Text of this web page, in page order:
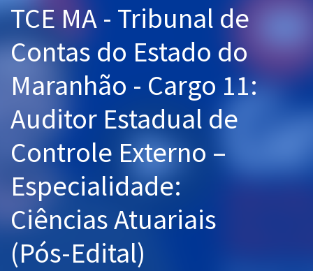
Cursos 20% OFF
Pós
Graduação
OAB
Questões grátis
Conteúdo gratuito
Aprovados
TCE MA - Tribunal de
Contas do Estado do
Maranhão - Cargo 11:
Auditor Estadual de
Controle Externo –
Especialidade:
Ciências Atuariais
(Pós-Edital)